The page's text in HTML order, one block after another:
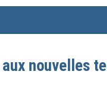
nouvelles